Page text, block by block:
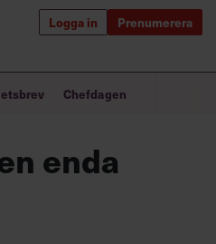
Logga in Prenumerera
världen
ledare
Chefdagen
enda